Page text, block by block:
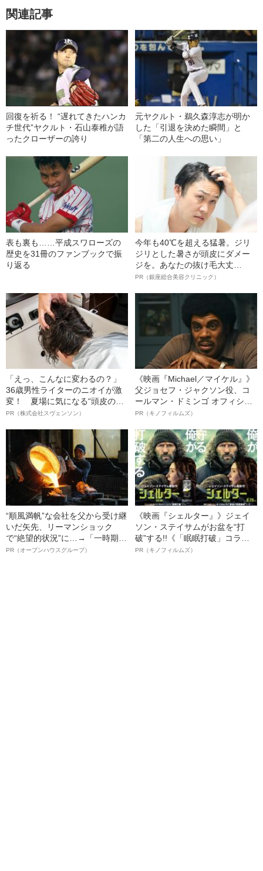
関連記事
回復を祈る！ “遅れてきたハンカ
チ世代”ヤクルト・石山泰稚が語
ったクローザーの誇り
元ヤクルト・鵜久森淳志が明か
した「引退を決めた瞬間」と
「第二の人生への思い」
表も裏も……平成スワローズの
歴史を31冊のファンブックで振
り返る
今年も40℃を超える猛暑。ジリ
ジリとした暑さが頭皮にダメー
ジを。あなたの抜け毛大丈
夫！？
PR（銀座総合美容クリニック）
「えっ、こんなに変わるの？」
36歳男性ライターのニオイが激
変！ 夏場に気になる“頭皮のニ
オイ”や“ベタつき”を解消す
ト”が生み出した徹底ケアとは
PR（株式会社スヴェンソン）
《映画『Michael／マイケル』》
父ジョセフ・ジャクソン役、コ
ールマン・ドミンゴ オフィシャ
ルインタビュー“観客を魅了した
語る”《日本興収70億円突破》
PR（キノフィルムズ）
“順風満帆”な会社を父から受け継
いだ矢先、リーマンショック
で“絶望的状況”に…→「一時期は
納品3年待ち」のヒット商品を生
PR（オープンハウスグループ）
《映画『シェルター』》ジェイ
ソン・ステイサムがお盆を“打
破”する!!《「眠眠打破」コラ
ボ》
PR（キノフィルムズ）